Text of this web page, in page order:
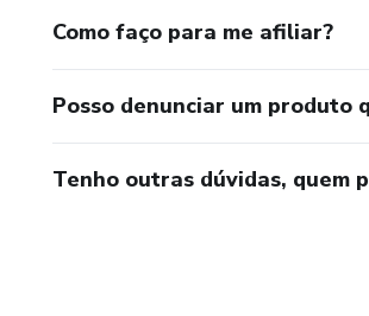
Como faço para me afiliar?
Posso denunciar um produto
Tenho outras dúvidas, quem